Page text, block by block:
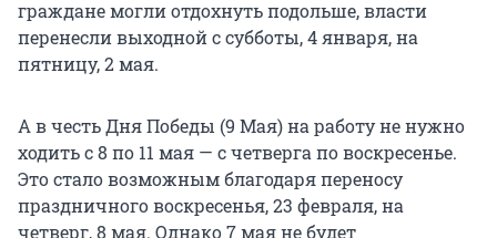
граждане могли отдохнуть подольше, власти
перенесли выходной с субботы, 4 января, на
пятницу, 2 мая.
А в честь Дня Победы (9 Мая) на работу не нужно
ходить с 8 по 11 мая — с четверга по воскресенье.
Это стало возможным благодаря переносу
праздничного воскресенья, 23 февраля, на
четверг, 8 мая. Однако 7 мая не будет